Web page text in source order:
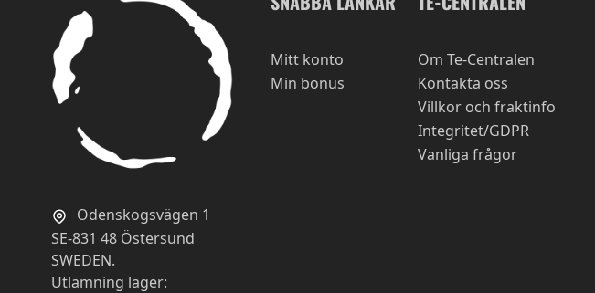
Odenskogsvägen 1
SE-831 48 Östersund
SWEDEN.
Utlämning lager:
Mitt konto
Min bonus
Om Te-Centralen
Kontakta oss
Villkor och fraktinfo
Integritet/GDPR
Vanliga frågor